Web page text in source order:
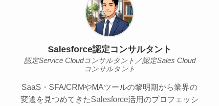
Salesforce認定コンサルタント
認定Service Cloudコンサルタント／認定Sales Cloud
コンサルタント
SaaS・SFA/CRMやMAツールの黎明期から業界の
変遷を見つめてきたSalesforce活用のプロフェッシ